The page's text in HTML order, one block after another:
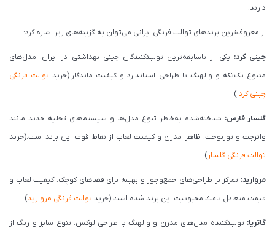
دارند.
از معروف‌ترین برندهای توالت فرنگی ایرانی می‌توان به گزینه‌های زیر اشاره کرد:
چینی کرد: یکی از باسابقه‌ترین تولیدکنندگان چینی بهداشتی در ایران. مدل‌های
متنوع یک‌تکه و والهنگ با طراحی استاندارد و کیفیت ماندگار.(خرید توالت فرنگی
چینی کرد )
گلسار فارس: شناخته‌شده به‌خاطر تنوع مدل‌ها و سیستم‌های تخلیه جدید مانند
واترجت و توربوجت. ظاهر مدرن و کیفیت لعاب از نقاط قوت این برند است.(خرید
توالت فرنگی گلسار )
مروارید: تمرکز بر طراحی‌های جمع‌وجور و بهینه برای فضاهای کوچک. کیفیت لعاب و
قیمت متعادل باعث محبوبیت این برند شده است.(خرید توالت فرنگی مروارید)
گاتریا: تولیدکننده مدل‌های مدرن و والهنگ با طراحی لوکس. تنوع سایز و رنگ از